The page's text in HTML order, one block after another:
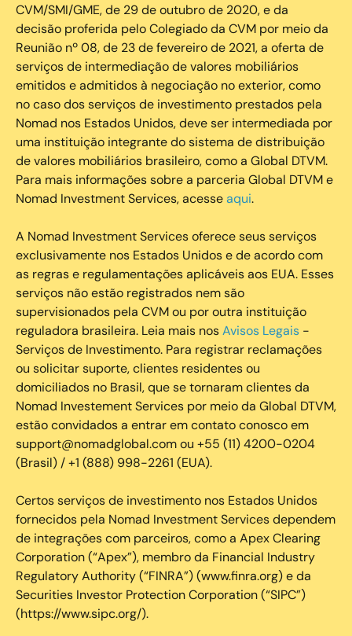
CVM/SMI/GME, de 29 de outubro de 2020, e da
decisão proferida pelo Colegiado da CVM por meio da
Reunião nº 08, de 23 de fevereiro de 2021, a oferta de
serviços de intermediação de valores mobiliários
emitidos e admitidos à negociação no exterior, como
no caso dos serviços de investimento prestados pela
Nomad nos Estados Unidos, deve ser intermediada por
uma instituição integrante do sistema de distribuição
de valores mobiliários brasileiro, como a Global DTVM.
Para mais informações sobre a parceria Global DTVM e
Nomad Investment Services, acesseaqui.
A Nomad Investment Services oferece seus serviços
exclusivamente nos Estados Unidos e de acordo com
as regras e regulamentações aplicáveis aos EUA. Esses
serviços não estão registrados nem são
supervisionados pela CVM ou por outra instituição
reguladora brasileira. Leia mais nosAvisos Legais -
Serviços de Investimento. Para registrar reclamações
ou solicitar suporte, clientes residentes ou
domiciliados no Brasil, que se tornaram clientes da
Nomad Investement Services por meio da Global DTVM,
estão convidados a entrar em contato conosco em
support@nomadglobal.com ou +55 (11) 4200-0204
(Brasil) / +1 (888) 998-2261 (EUA).
Certos serviços de investimento nos Estados Unidos
fornecidos pela Nomad Investment Services dependem
de integrações com parceiros, como a Apex Clearing
Corporation (“Apex”), membro da Financial Industry
Regulatory Authority (“FINRA”) (www.finra.org) e da
Securities Investor Protection Corporation (“SIPC”)
(https://www.sipc.org/).